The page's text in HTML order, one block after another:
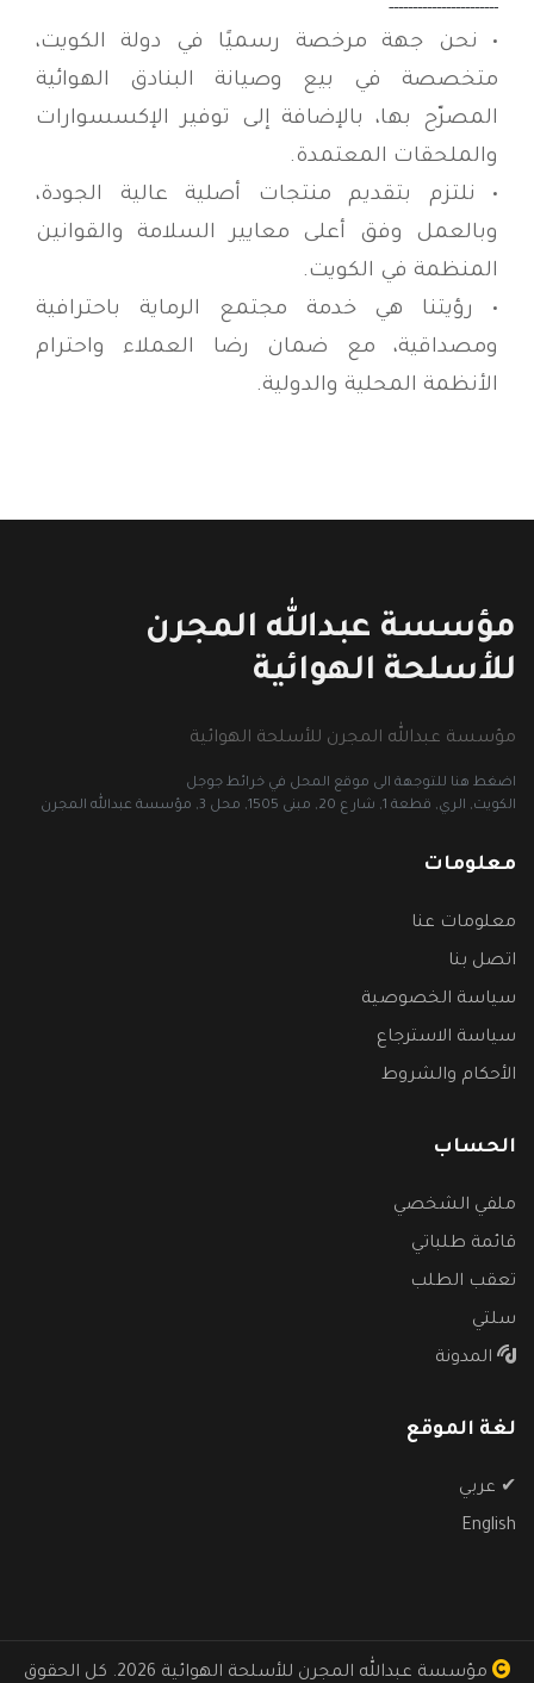
-----------------------
• نحن جهة مرخصة رسميًا في دولة الكويت،
متخصصة في بيع وصيانة البنادق الهوائية
المصرّح بها، بالإضافة إلى توفير الإكسسوارات
والملحقات المعتمدة.
• نلتزم بتقديم منتجات أصلية عالية الجودة،
وبالعمل وفق أعلى معايير السلامة والقوانين
المنظمة في الكويت.
• رؤيتنا هي خدمة مجتمع الرماية باحترافية
ومصداقية، مع ضمان رضا العملاء واحترام
الأنظمة المحلية والدولية.
مؤسسة عبدالله المجرن
للأسلحة الهوائية
مؤسسة عبدالله المجرن للأسلحة الهوائية
اضغط هنا للتوجهة الى موقع المحل في خرائط جوجل
الكويت, الري, قطعة 1, شار ع 20, مبنى 1505, محل 3, مؤسسة عبدالله المجرن
معلومات
معلومات عنا
اتصل بنا
سياسة الخصوصية
سياسة الاسترجاع
الأحكام والشروط
الحساب
ملفي الشخصي
قائمة طلباتي
تعقب الطلب
سلتي
المدونة
لغة الموقع
✔ عربي
English
مؤسسة عبدالله المجرن للأسلحة الهوائية 2026. كل الحقوق